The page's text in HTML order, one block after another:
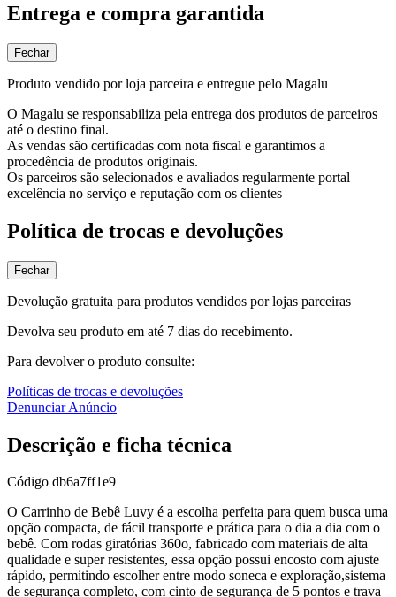
Entrega e compra garantida
Fechar
Produto vendido por loja parceira e entregue pelo Magalu
O Magalu se responsabiliza pela entrega dos produtos de parceiros
até o destino final.
As vendas são certificadas com nota fiscal e garantimos a
procedência de produtos originais.
Os parceiros são selecionados e avaliados regularmente portal
excelência no serviço e reputação com os clientes
Política de trocas e devoluções
Fechar
Devolução gratuita para produtos vendidos por lojas parceiras
Devolva seu produto em até 7 dias do recebimento.
Para devolver o produto consulte:
Políticas de trocas e devoluções
Denunciar Anúncio
Descrição e ficha técnica
Código db6a7ff1e9
O Carrinho de Bebê Luvy é a escolha perfeita para quem busca uma
opção compacta, de fácil transporte e prática para o dia a dia com o
bebê. Com rodas giratórias 360o, fabricado com materiais de alta
qualidade e super resistentes, essa opção possui encosto com ajuste
rápido, permitindo escolher entre modo soneca e exploração,sistema
de segurança completo, com cinto de segurança de 5 pontos e trava